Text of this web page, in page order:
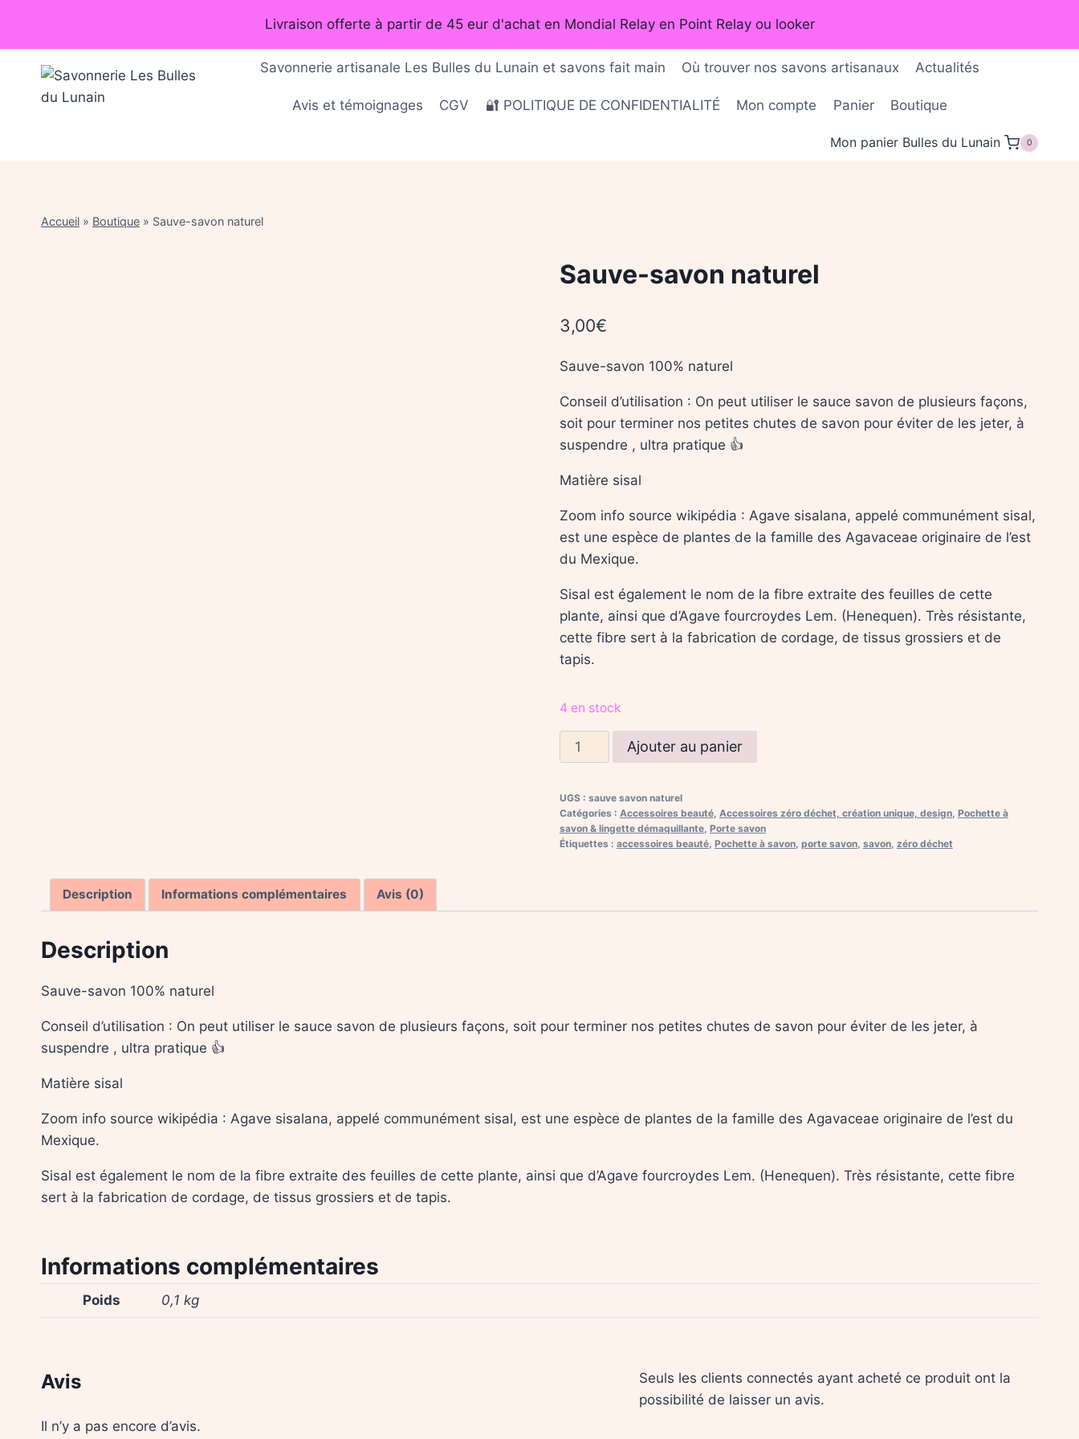
contenu
Livraison offerte à partir de 45 eur d'achat en Mondial Relay en Point Relay ou looker
Savonnerie artisanale Les Bulles du Lunain et savons fait main Où trouver nos savons artisanaux Actualités
Avis et témoignages CGV 🔐 POLITIQUE DE CONFIDENTIALITÉ Mon compte Panier Boutique
Mon panier Bulles du Lunain 0
Accueil » Boutique » Sauve-savon naturel
Sauve-savon naturel
3,00€
Sauve-savon 100% naturel
Conseil d’utilisation : On peut utiliser le sauce savon de plusieurs façons,
soit pour terminer nos petites chutes de savon pour éviter de les jeter, à
suspendre , ultra pratique 👍
Matière sisal
Zoom info source wikipédia : Agave sisalana, appelé communément sisal,
est une espèce de plantes de la famille des Agavaceae originaire de l’est
du Mexique.
Sisal est également le nom de la fibre extraite des feuilles de cette
plante, ainsi que d’Agave fourcroydes Lem. (Henequen). Très résistante,
cette fibre sert à la fabrication de cordage, de tissus grossiers et de
tapis.
4 en stock
quantité
de
savon
naturel
Ajouter au panier
UGS : sauve savon naturel
Catégories : Accessoires beauté, Accessoires zéro déchet, création unique, design, Pochette à
savon & lingette démaquillante, Porte savon
Étiquettes : accessoires beauté, Pochette à savon, porte savon, savon, zéro déchet
Description Informations complémentaires Avis (0)
Description
Sauve-savon 100% naturel
Conseil d’utilisation : On peut utiliser le sauce savon de plusieurs façons, soit pour terminer nos petites chutes de savon pour éviter de les jeter, à
suspendre , ultra pratique 👍
Matière sisal
Zoom info source wikipédia : Agave sisalana, appelé communément sisal, est une espèce de plantes de la famille des Agavaceae originaire de l’est du
Mexique.
Sisal est également le nom de la fibre extraite des feuilles de cette plante, ainsi que d’Agave fourcroydes Lem. (Henequen). Très résistante, cette fibre
sert à la fabrication de cordage, de tissus grossiers et de tapis.
Informations complémentaires
Poids 0,1 kg
Avis
Il n’y a pas encore d’avis.
Seuls les clients connectés ayant acheté ce produit ont la
possibilité de laisser un avis.